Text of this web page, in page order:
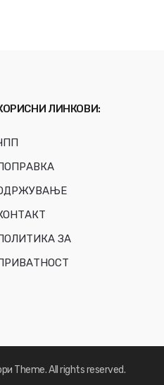
ЛИНКОВИ:
ЗА
Theme. All rights reserved.